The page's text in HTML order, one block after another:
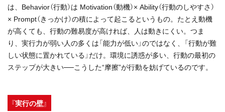
は、Behavior（行動）は Motivation（動機）× Ability（行動のしやすさ）
× Prompt（きっかけ）の積によって起こるというもの。たとえ動機
が高くても、行動の難易度が高ければ、人は動きにくい。つま
り、実行力が弱い人の多くは「能力が低い」のではなく、「行動が難
しい状態に置かれている」だけ。環境に誘惑が多い、行動の最初の
ステップが大きい──こうした“摩擦”が行動を妨げているのです。
『実行の壁』